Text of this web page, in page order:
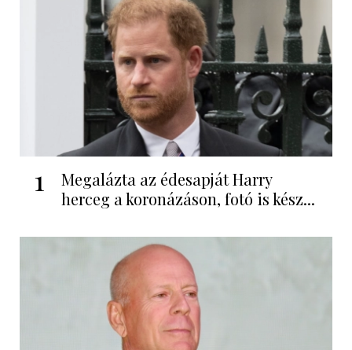
1
Megalázta az édesapját Harry
herceg a koronázáson, fotó is kész...